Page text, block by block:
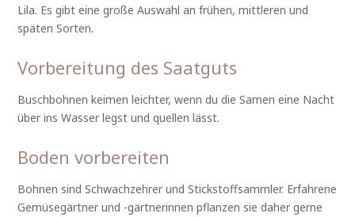
Lila. Es gibt eine große Auswahl an frühen, mittleren und
späten Sorten.
Vorbereitung des Saatguts
Buschbohnen keimen leichter, wenn du die Samen eine Nacht
über ins Wasser legst und quellen lässt.
Boden vorbereiten
Bohnen sind Schwachzehrer und Stickstoffsammler. Erfahrene
Gemüsegärtner und -gärtnerinnen pflanzen sie daher gerne